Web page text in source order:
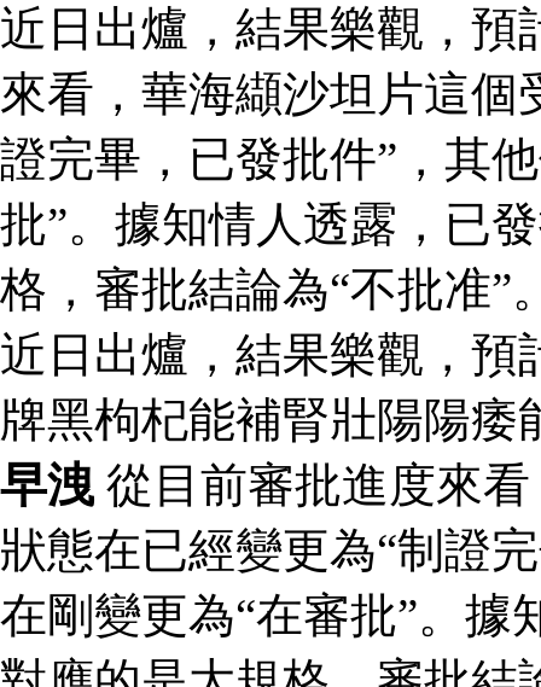
近日出爐，結果樂觀，預
來看，華海纈沙坦片這個
證完畢，已發批件”，其
批”。據知情人透露，已
格，審批結論為“不批准”
近日出爐，結果樂觀，
牌黑枸杞能補腎壯陽陽痿
早洩 從目前審批進度來
狀態在已經變更為“制證
在剛變更為“在審批”。據